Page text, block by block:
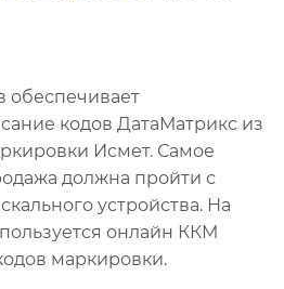
обеспечивает
кодов ДатаМатрикс из
Исмет. Самое
должна пройти с
устройства. На
онлайн ККМ
маркировки.